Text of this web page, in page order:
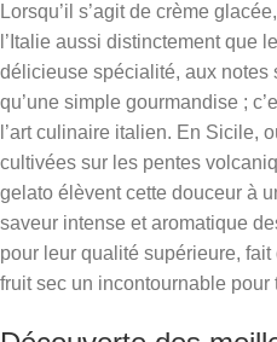
Lorsqu’il s’agit de crème
l’Italie aussi distinctement que
délicieuse spécialité, aux notes
qu’une simple gourmandise ;
l’art culinaire italien. En Sicile,
cultivées sur les pentes
gelato élèvent cette douceur à
saveur intense et aromatique
pour leur qualité supérieure,
fruit sec un incontournable pour